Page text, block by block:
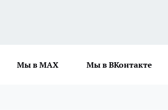
Мы в MAX Мы в ВКонтакте